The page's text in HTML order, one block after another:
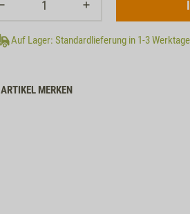
Auf Lager: Standardlieferung in 1-3
ARTIKEL MERKENWISHLIST